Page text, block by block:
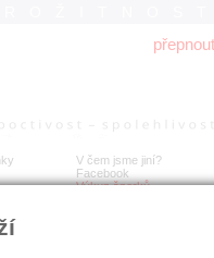
V čem jsme jiní?
Facebook
Výkup šperků